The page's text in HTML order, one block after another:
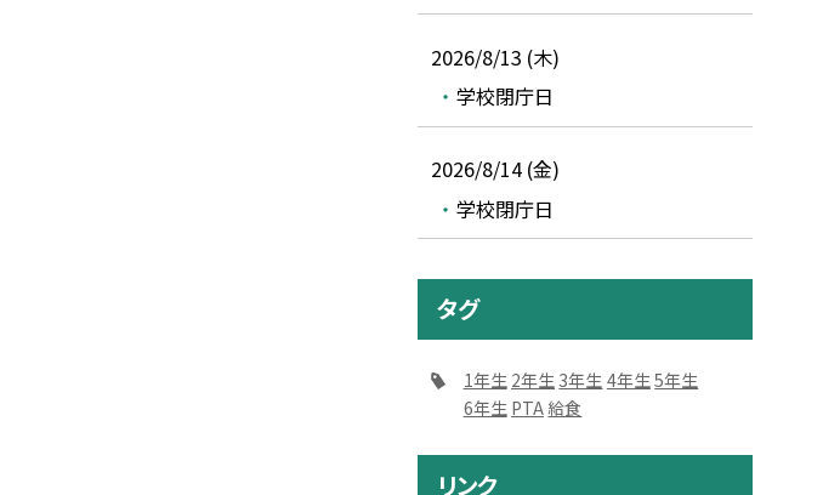
2026/8/13 (木)
学校閉庁日
2026/8/14 (金)
学校閉庁日
タグ
1年生 2年生 3年生 4年生 5年生
6年生 PTA 給食
リンク